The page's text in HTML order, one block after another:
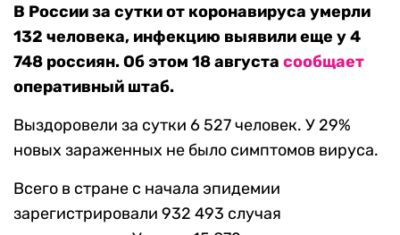
В России за сутки от коронавируса умерли
132 человека, инфекцию выявили еще у 4
748 россиян. Об этом 18 августа сообщает
оперативный штаб.
Выздоровели за сутки 6 527 человек. У 29%
новых зараженных не было симптомов вируса.
Всего в стране с начала эпидемии
зарегистрировали 932 493 случая